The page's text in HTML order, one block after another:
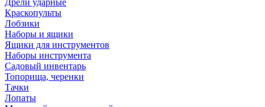
Дрели ударные
Краскопульты
Лобзики
Наборы и ящики
Ящики для инструментов
Наборы инструмента
Садовый инвентарь
Топорища, черенки
Тачки
Лопаты